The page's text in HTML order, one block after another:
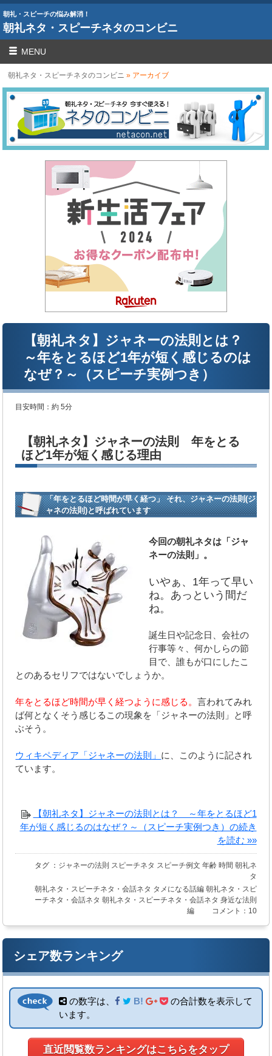
朝礼・スピーチの悩み解消！
朝礼ネタ・スピーチネタのコンビニ
MENU
朝礼ネタ・スピーチネタのコンビニ » アーカイブ
【朝礼ネタ】ジャネーの法則とは？
～年をとるほど1年が短く感じるのは
なぜ？～（スピーチ実例つき）
目安時間：約 5分
【朝礼ネタ】ジャネーの法則 年をとる
ほど1年が短く感じる理由
「年をとるほど時間が早く経つ」 それ、ジャネーの法則(ジ
ャネの法則)と呼ばれています
今回の朝礼ネタは「ジャ
ネーの法則」。
いやぁ、1年って早い
ね。あっという間だ
ね。
誕生日や記念日、会社の
行事等々、何かしらの節
目で、誰もが口にしたこ
とのあるセリフではないでしょうか。
年をとるほど時間が早く経つように感じる。言われてみれ
ば何となくそう感じるこの現象を「ジャネーの法則」と呼
ぶそう。
ウィキペディア「ジャネーの法則」 に、このように記され
ています。
【朝礼ネタ】ジャネーの法則とは？ ～年をとるほど1
年が短く感じるのはなぜ？～（スピーチ実例つき）の続き
を読む »»
タグ ： ジャネーの法則 スピーチネタ スピーチ例文 年齢 時間 朝礼ネ
タ
朝礼ネタ・スピーチネタ・会話ネタ タメになる話編 朝礼ネタ・スピ
ーチネタ・会話ネタ 朝礼ネタ・スピーチネタ・会話ネタ 身近な法則
編
コメント：10
シェア数ランキング
の数字は、 B!
の合計数を表示して
います。
直近閲覧数ランキングはこちらをタップ